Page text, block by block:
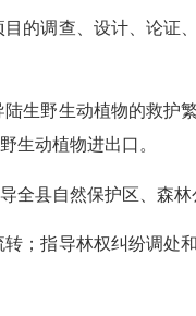
的调查、设计、论证
生野生动植物的救护
生动植物进出口。
全县自然保护区、森林
；指导林权纠纷调处